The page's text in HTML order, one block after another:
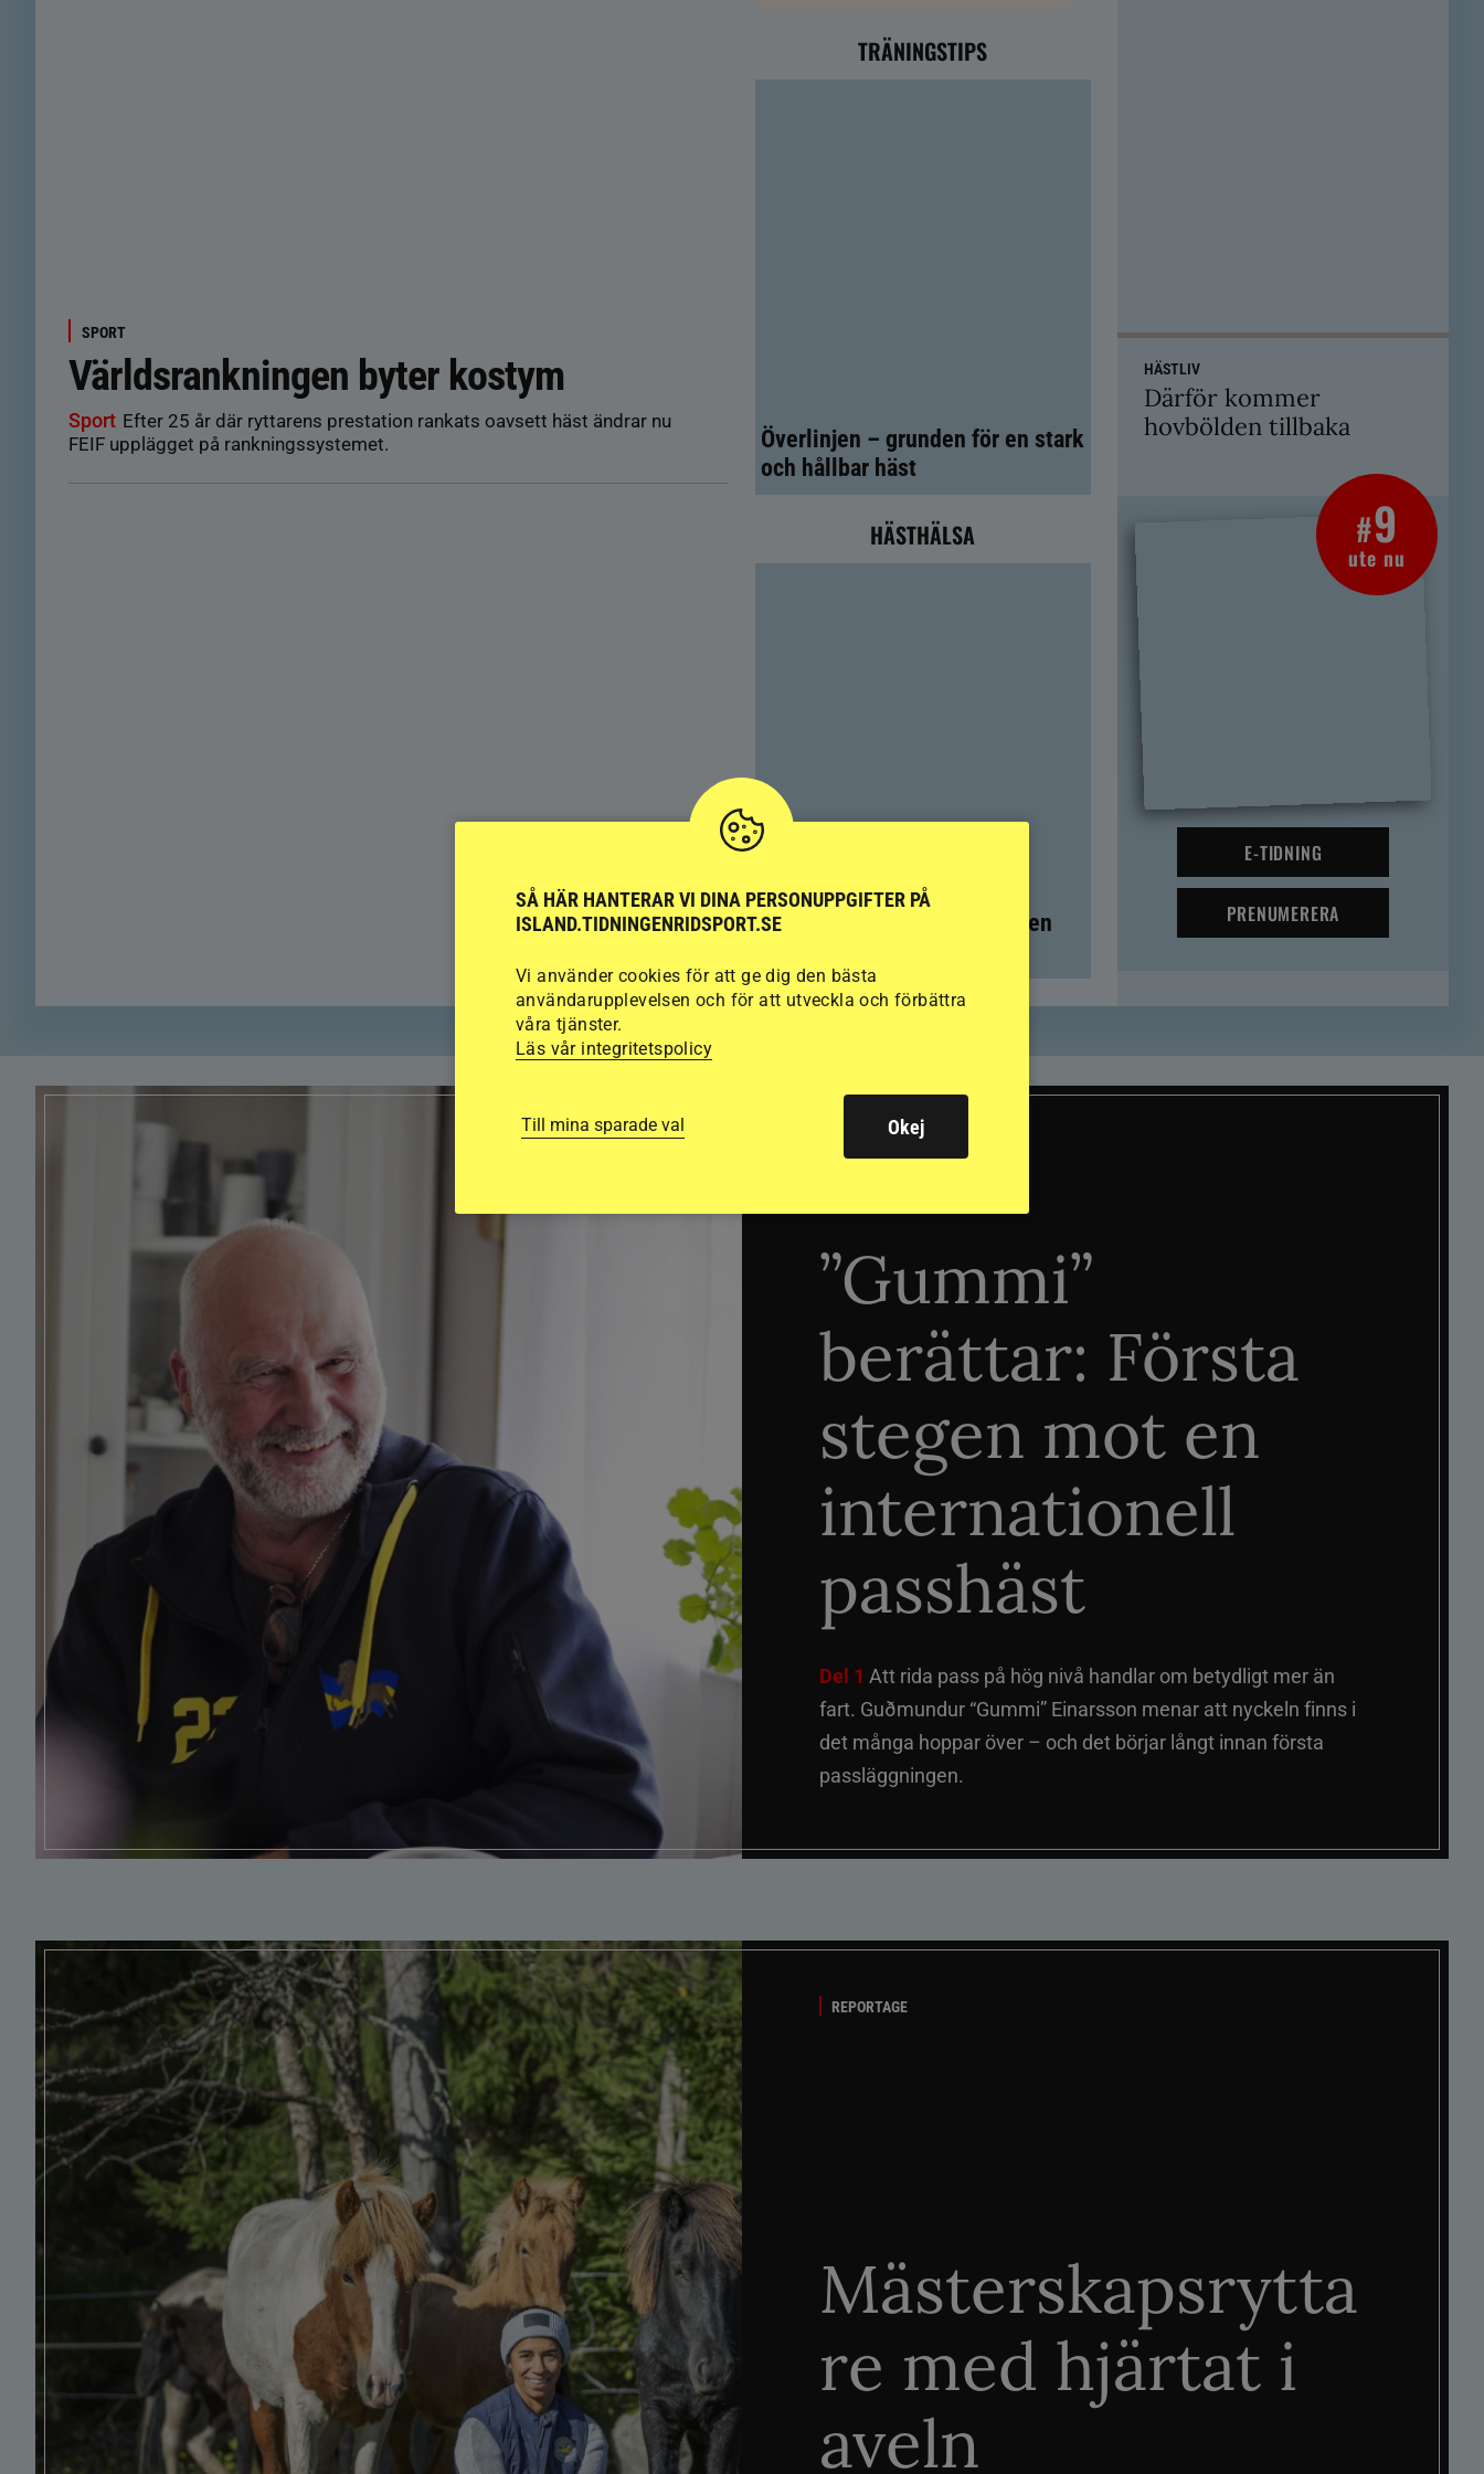
SPORT
Världsrankningen byter kostym
Sport Efter 25 år där ryttarens prestation rankats oavsett häst ändrar nu
FEIF upplägget på rankningssystemet.
TRÄNINGSTIPS
Överlinjen – grunden för en stark
och hållbar häst
HÄSTHÄLSA
Färre hältor vid lösdrift – men
HÄSTLIV
Därför kommer
hovbölden tillbaka
#9
ute nu
E-TIDNING
PRENUMERERA
TRÄNINGSTIPS
”Gummi”
berättar: Första
stegen mot en
internationell
passhäst
Del 1 Att rida pass på hög nivå handlar om betydligt mer än
fart. Guðmundur “Gummi” Einarsson menar att nyckeln finns i
det många hoppar över – och det börjar långt innan första
passläggningen.
REPORTAGE
Mästerskapsrytta
re med hjärtat i
aveln
SÅ HÄR HANTERAR VI DINA PERSONUPPGIFTER PÅ
ISLAND.TIDNINGENRIDSPORT.SE
Vi använder cookies för att ge dig den bästa
användarupplevelsen och för att utveckla och förbättra
våra tjänster.
Läs vår integritetspolicy
Till mina sparade val Okej